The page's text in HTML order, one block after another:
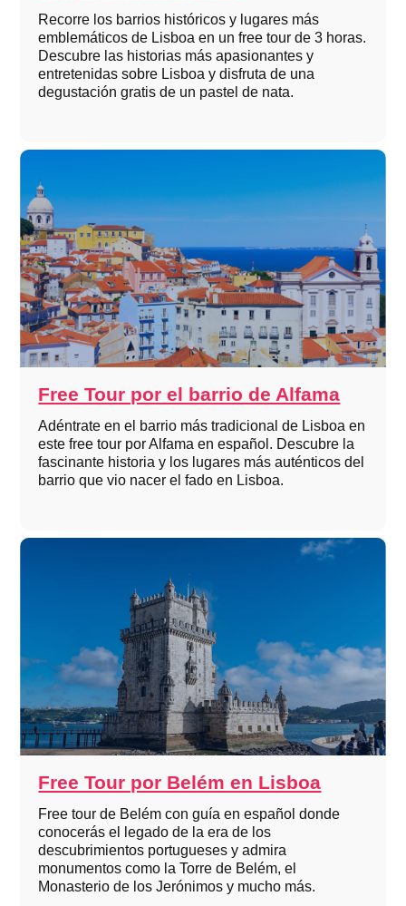
Recorre los barrios históricos y lugares más
emblemáticos de Lisboa en un free tour de 3 horas.
Descubre las historias más apasionantes y
entretenidas sobre Lisboa y disfruta de una
degustación gratis de un pastel de nata.
Free Tour por el barrio de Alfama
Adéntrate en el barrio más tradicional de Lisboa en
este free tour por Alfama en español. Descubre la
fascinante historia y los lugares más auténticos del
barrio que vio nacer el fado en Lisboa.
Free Tour por Belém en Lisboa
Free tour de Belém con guía en español donde
conocerás el legado de la era de los
descubrimientos portugueses y admira
monumentos como la Torre de Belém, el
Monasterio de los Jerónimos y mucho más.